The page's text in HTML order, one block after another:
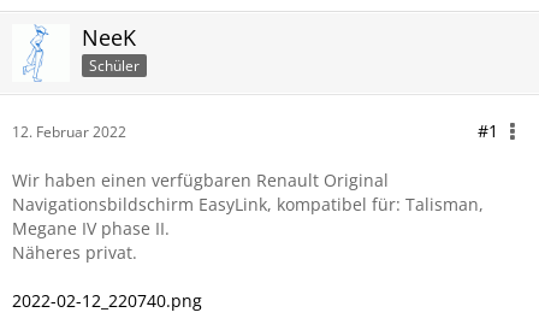
NeeK
Schüler
12. Februar 2022 #1
Wir haben einen verfügbaren Renault Original
Navigationsbildschirm EasyLink, kompatibel für: Talisman,
Megane IV phase II.
Näheres privat.
2022-02-12_220740.png